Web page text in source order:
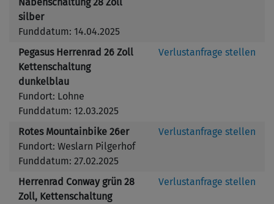
silber
Funddatum: 14.04.2025
Pegasus Herrenrad 26 Zoll
Kettenschaltung
dunkelblau
Fundort: Lohne
Funddatum: 12.03.2025
Verlustanfrage stellen
Rotes Mountainbike 26er
Fundort: Weslarn Pilgerhof
Funddatum: 27.02.2025
Verlustanfrage stellen
Herrenrad Conway grün 28
Zoll, Kettenschaltung
Verlustanfrage stellen